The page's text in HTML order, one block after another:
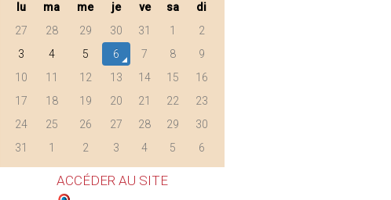
lu
ma me je ve sa
di
27
28 29 30 31 1
2
3
4 5 6 7 8
9
10
11 12 13 14 15
16
17
18 19 20 21 22
23
24
25 26 27 28 29
30
31
1 2 3 4 5 6
ACCÉDER AU SITE